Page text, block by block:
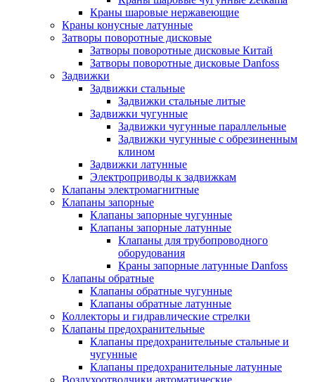
Краны шаровые нержавеющие
Краны конусные латунные
Затворы поворотные дисковые
Затворы поворотные дисковые Китай
Затворы поворотные дисковые Danfoss
Задвижки
Задвижки стальные
Задвижки стальные литые
Задвижки чугунные
Задвижки чугунные параллельные
Задвижки чугунные с обрезиненным
клином
Задвижки латунные
Электроприводы к задвижкам
Клапаны электромагнитные
Клапаны запорные
Клапаны запорные чугунные
Клапаны запорные латунные
Клапаны для трубопроводного
оборудования
Краны запорные латунные Danfoss
Клапаны обратные
Клапаны обратные чугунные
Клапаны обратные латунные
Коллекторы и гидравлические стрелки
Клапаны предохранительные
Клапаны предохранительные стальные и
чугунные
Клапаны предохранительные латунные
Воздухоотводчики автоматические